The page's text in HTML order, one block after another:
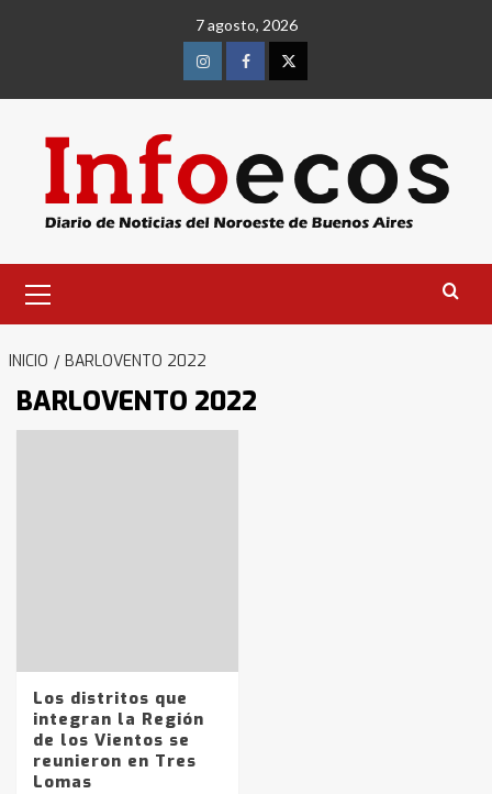
7 agosto, 2026
InstagramFacebookTwitter
primario
INICIO BARLOVENTO 2022
BARLOVENTO 2022
Los distritos que
integran la Región
de los Vientos se
reunieron en Tres
Lomas
4
Accidente en Ruta 5: falleció un